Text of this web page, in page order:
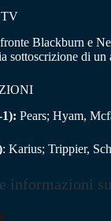
Blackburn e
sottoscrizione di un
Pears; Hyam,
: Karius; Trippier,
informazioni